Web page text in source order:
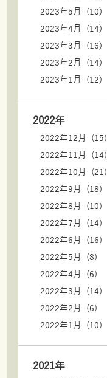
2023年5月 (10)
2023年4月 (14)
2023年3月 (16)
2023年2月 (14)
2023年1月 (12)
2022年
2022年12月 (15)
2022年11月 (14)
2022年10月 (21)
2022年9月 (18)
2022年8月 (10)
2022年7月 (14)
2022年6月 (16)
2022年5月 (8)
2022年4月 (6)
2022年3月 (14)
2022年2月 (6)
2022年1月 (10)
2021年